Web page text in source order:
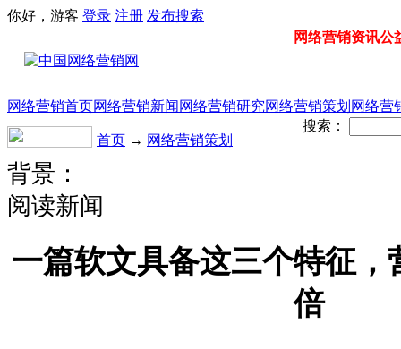
你好，游客 登录 注册 发布搜索
网络营销资讯公
网络营销首页网络营销新闻 网络营销研究网络营销策划 网络营
首页 → 网络营销策划
搜索：
背景：
阅读新闻
一篇软文具备这三个特征，
倍